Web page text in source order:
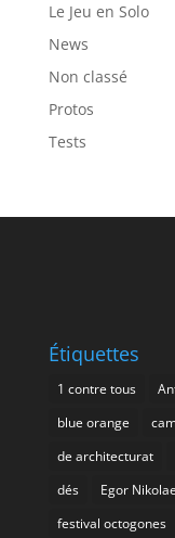
Le Jeu en Solo
News
Non classé
Protos
Tests
Étiquettes
1 contre tous
blue orange
de architecturat
dés
Egor
festival octogones